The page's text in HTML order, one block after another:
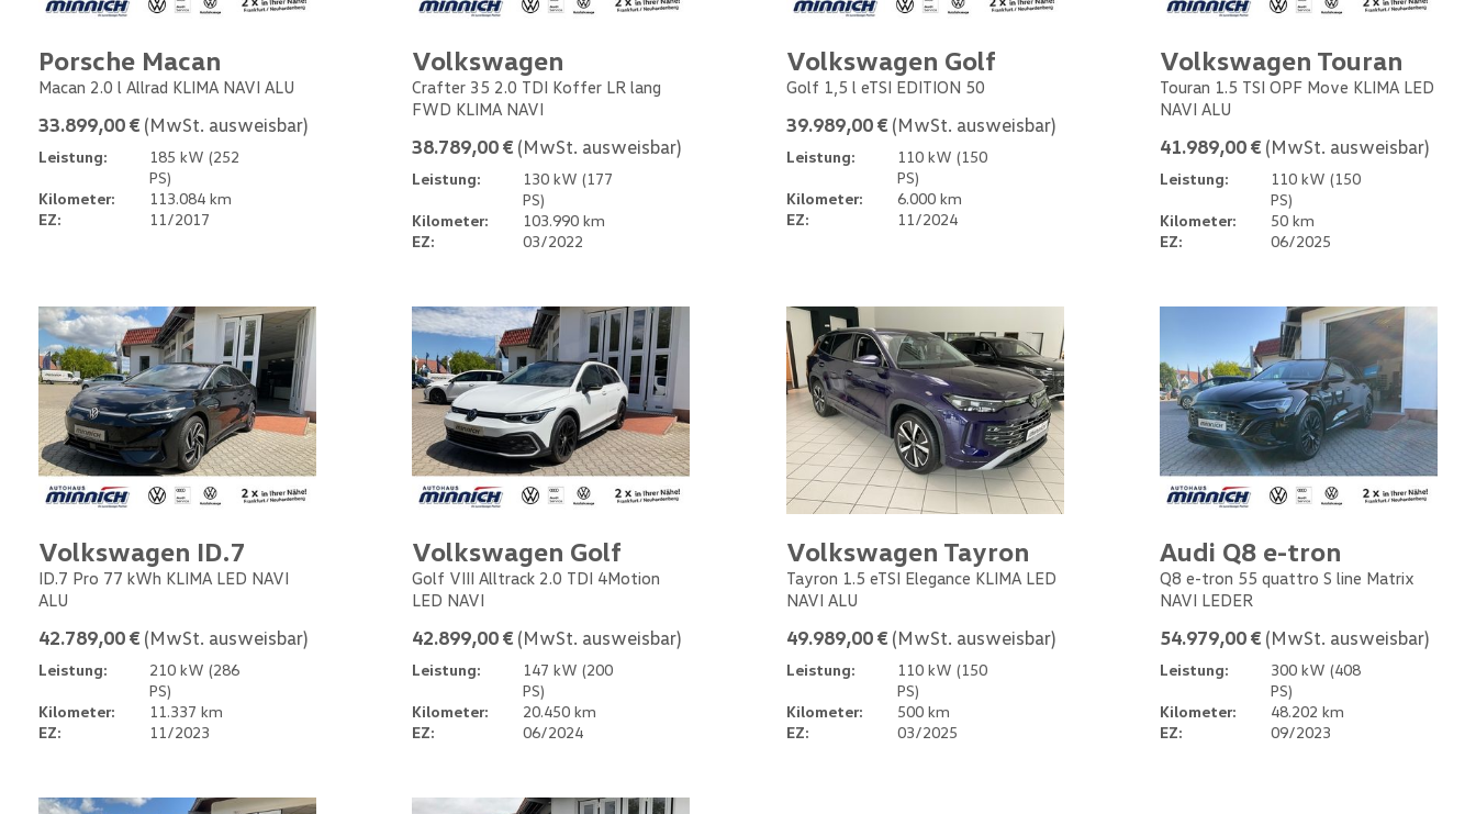
Porsche Macan
Macan 2.0 l Allrad KLIMA NAVI ALU
33.899,00 € (MwSt. ausweisbar)
Leistung:
185 kW (252
PS)
Kilometer:
113.084 km
EZ:
11/2017
Volkswagen
Crafter 35 2.0 TDI Koffer LR lang
FWD KLIMA NAVI
38.789,00 € (MwSt. ausweisbar)
Leistung:
130 kW (177
PS)
Kilometer:
103.990 km
EZ:
03/2022
Volkswagen Golf
Golf 1,5 l eTSI EDITION 50
39.989,00 € (MwSt. ausweisbar)
Leistung:
110 kW (150
PS)
Kilometer:
6.000 km
EZ:
11/2024
Volkswagen Touran
Touran 1.5 TSI OPF Move KLIMA LED
NAVI ALU
41.989,00 € (MwSt. ausweisbar)
Leistung:
110 kW (150
PS)
Kilometer:
50 km
EZ:
06/2025
Volkswagen ID.7
ID.7 Pro 77 kWh KLIMA LED NAVI
ALU
42.789,00 € (MwSt. ausweisbar)
Leistung:
210 kW (286
PS)
Kilometer:
11.337 km
EZ:
11/2023
Volkswagen Golf
Golf VIII Alltrack 2.0 TDI 4Motion
LED NAVI
42.899,00 € (MwSt. ausweisbar)
Leistung:
147 kW (200
PS)
Kilometer:
20.450 km
EZ:
06/2024
Volkswagen Tayron
Tayron 1.5 eTSI Elegance KLIMA LED
NAVI ALU
49.989,00 € (MwSt. ausweisbar)
Leistung:
110 kW (150
PS)
Kilometer:
500 km
EZ:
03/2025
Audi Q8 e-tron
Q8 e-tron 55 quattro S line Matrix
NAVI LEDER
54.979,00 € (MwSt. ausweisbar)
Leistung:
300 kW (408
PS)
Kilometer:
48.202 km
EZ:
09/2023